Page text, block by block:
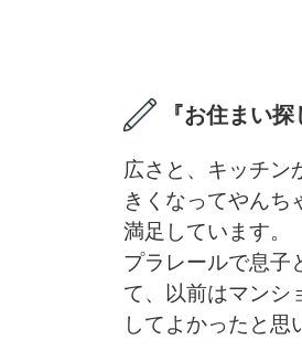
『お住まい
広さと、キッチン
きくなってやんち
満足しています。
プラレールで息
て、以前はマンシ
してよかったと思